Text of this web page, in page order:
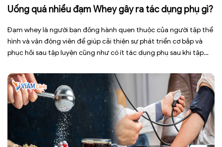
Uống quá nhiều đạm Whey gây ra tác dụng phụ gì?
Đạm whey là người bạn đồng hành quen thuộc của người tập thể
hình và vận động viên để giúp cải thiện sự phát triển cơ bắp và
phục hồi sau tập luyện cũng như có ít tác dụng phụ sau khi tập